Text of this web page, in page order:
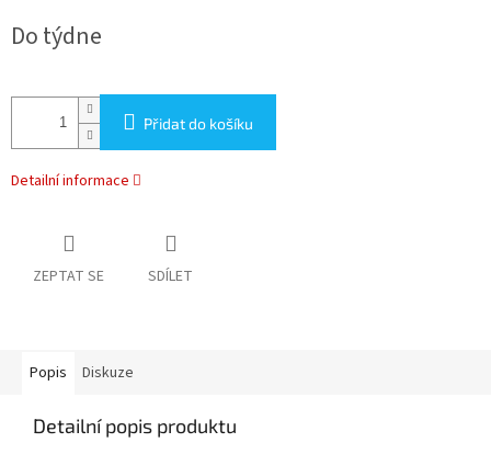
cena:
Do týdne
Přidat do košíku
Detailní informace
ZEPTAT SE SDÍLET
Popis Diskuze
Detailní popis produktu